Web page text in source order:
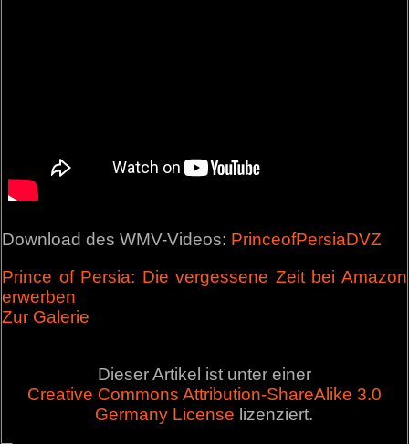
Download des WMV-Videos: PrinceofPersiaDVZ
Prince of Persia: Die vergessene Zeit bei Amazon
erwerben
Zur Galerie
Dieser Artikel ist unter einer
Creative Commons Attribution-ShareAlike 3.0
Germany License lizenziert.